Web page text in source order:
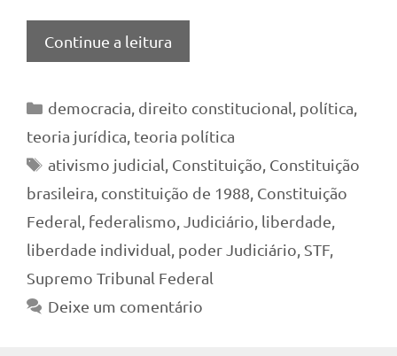
Continue a leitura
Categorias
democracia direito constitucional política
teoria jurídica teoria política
Tags
ativismo judicial Constituição Constituição
brasileira constituição de 1988 Constituição
Federal federalismo Judiciário liberdade
liberdade individual poder Judiciário STF
Supremo Tribunal Federal
Deixe um comentário